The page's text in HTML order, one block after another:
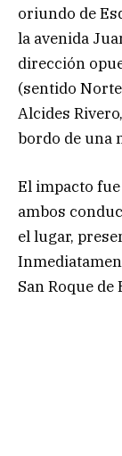
oriundo de
la avenida
dirección
(sentido
Alcides
bordo de una
El impacto
ambos
el lugar,
San Roque de